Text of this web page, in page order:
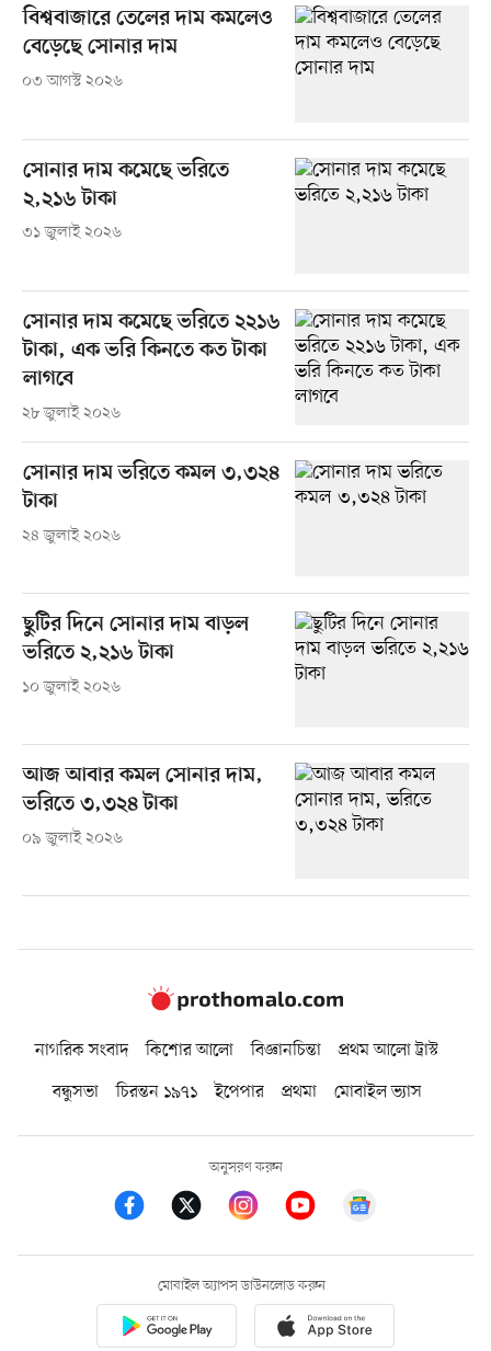
বিশ্ববাজারে তেলের দাম কমলেও
বেড়েছে সোনার দাম
০৩ আগস্ট ২০২৬
সোনার দাম কমেছে ভরিতে
২,২১৬ টাকা
৩১ জুলাই ২০২৬
সোনার দাম কমেছে ভরিতে ২২১৬
টাকা, এক ভরি কিনতে কত টাকা
লাগবে
২৮ জুলাই ২০২৬
সোনার দাম ভরিতে কমল ৩,৩২৪
টাকা
২৪ জুলাই ২০২৬
ছুটির দিনে সোনার দাম বাড়ল
ভরিতে ২,২১৬ টাকা
১০ জুলাই ২০২৬
আজ আবার কমল সোনার দাম,
ভরিতে ৩,৩২৪ টাকা
০৯ জুলাই ২০২৬
নাগরিক সংবাদ কিশোর আলো বিজ্ঞানচিন্তা
প্রথম আলো ট্রাস্ট
বন্ধুসভা
চিরন্তন ১৯৭১ ইপেপার প্রথমা মোবাইল ভ্যাস
অনুসরণ করুন
মোবাইল অ্যাপস ডাউনলোড করুন